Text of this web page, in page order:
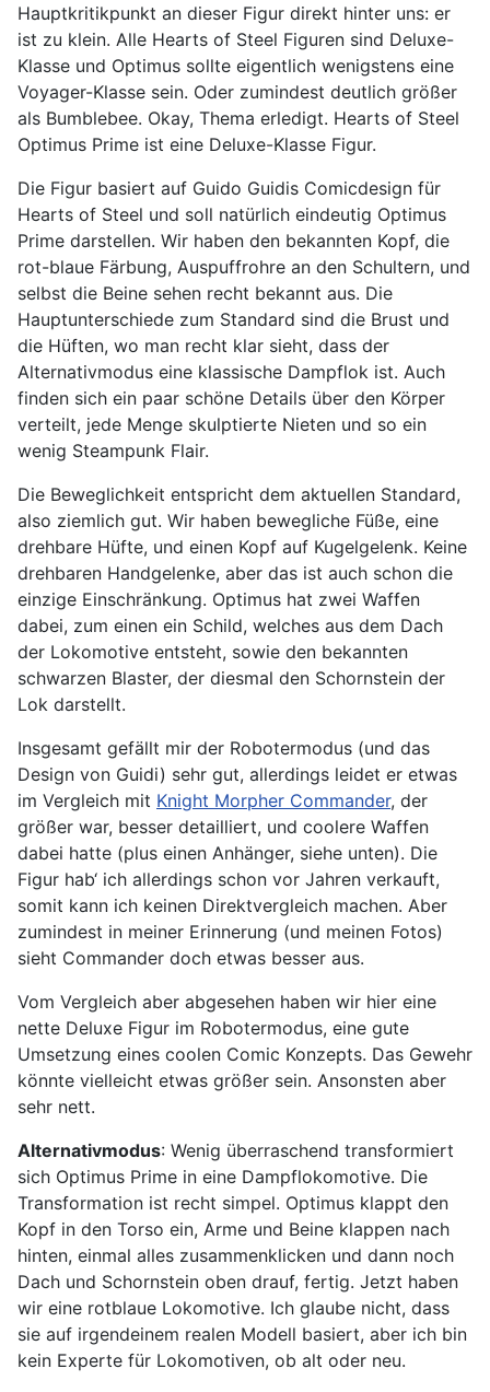
Hauptkritikpunkt an dieser Figur direkt hinter uns: er
ist zu klein. Alle Hearts of Steel Figuren sind Deluxe-
Klasse und Optimus sollte eigentlich wenigstens eine
Voyager-Klasse sein. Oder zumindest deutlich größer
als Bumblebee. Okay, Thema erledigt. Hearts of Steel
Optimus Prime ist eine Deluxe-Klasse Figur.
Die Figur basiert auf Guido Guidis Comicdesign für
Hearts of Steel und soll natürlich eindeutig Optimus
Prime darstellen. Wir haben den bekannten Kopf, die
rot-blaue Färbung, Auspuffrohre an den Schultern, und
selbst die Beine sehen recht bekannt aus. Die
Hauptunterschiede zum Standard sind die Brust und
die Hüften, wo man recht klar sieht, dass der
Alternativmodus eine klassische Dampflok ist. Auch
finden sich ein paar schöne Details über den Körper
verteilt, jede Menge skulptierte Nieten und so ein
wenig Steampunk Flair.
Die Beweglichkeit entspricht dem aktuellen Standard,
also ziemlich gut. Wir haben bewegliche Füße, eine
drehbare Hüfte, und einen Kopf auf Kugelgelenk. Keine
drehbaren Handgelenke, aber das ist auch schon die
einzige Einschränkung. Optimus hat zwei Waffen
dabei, zum einen ein Schild, welches aus dem Dach
der Lokomotive entsteht, sowie den bekannten
schwarzen Blaster, der diesmal den Schornstein der
Lok darstellt.
Insgesamt gefällt mir der Robotermodus (und das
Design von Guidi) sehr gut, allerdings leidet er etwas
im Vergleich mit Knight Morpher Commander, der
größer war, besser detailliert, und coolere Waffen
dabei hatte (plus einen Anhänger, siehe unten). Die
Figur hab‘ ich allerdings schon vor Jahren verkauft,
somit kann ich keinen Direktvergleich machen. Aber
zumindest in meiner Erinnerung (und meinen Fotos)
sieht Commander doch etwas besser aus.
Vom Vergleich aber abgesehen haben wir hier eine
nette Deluxe Figur im Robotermodus, eine gute
Umsetzung eines coolen Comic Konzepts. Das Gewehr
könnte vielleicht etwas größer sein. Ansonsten aber
sehr nett.
Alternativmodus: Wenig überraschend transformiert
sich Optimus Prime in eine Dampflokomotive. Die
Transformation ist recht simpel. Optimus klappt den
Kopf in den Torso ein, Arme und Beine klappen nach
hinten, einmal alles zusammenklicken und dann noch
Dach und Schornstein oben drauf, fertig. Jetzt haben
wir eine rotblaue Lokomotive. Ich glaube nicht, dass
sie auf irgendeinem realen Modell basiert, aber ich bin
kein Experte für Lokomotiven, ob alt oder neu.